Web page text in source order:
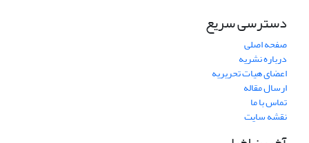
دسترسی سریع
صفحه اصلی
درباره نشریه
اعضای هیات تحریریه
ارسال مقاله
تماس با ما
نقشه سایت